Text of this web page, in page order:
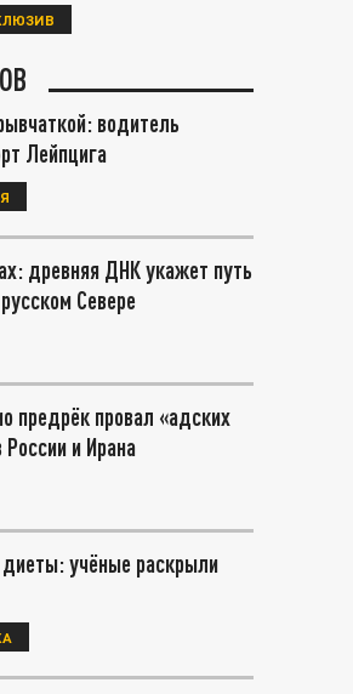
водитель
Лейпцига
древняя ДНК укажет путь
Севере
предрёк провал «адских
и Ирана
учёные раскрыли